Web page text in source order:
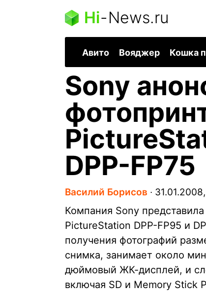
Hi-News.ru
Авито Вояджер Кошка
Sony
DPP-FP75
Василий Борисов ∙ 31.01.2008,
Компания Sony
PictureStation DPP-FP95 и
получения фотографий
снимка, занимает около
дюймовый ЖК-дисплей, и
включая SD и Memory Stick